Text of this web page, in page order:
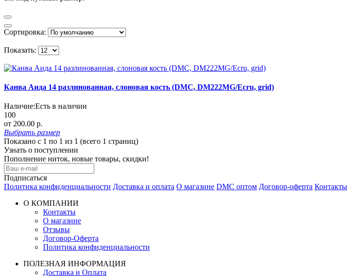
Сортировка:
Показать:
Канва Аида 14 разлинованная, слоновая кость (DMC, DM222MG/Ecru, grid)
Наличие:Есть в наличии
100
от 200.00 р.
Выбрать размер
Показано с 1 по 1 из 1 (всего 1 страниц)
Узнать о поступлении
Пополнение ниток, новые товары, скидки!
Подписаться
Политика конфиденциальности Доставка и оплата О магазине DMC оптом Договор-оферта Контакты
О КОМПАНИИ
Контакты
О магазине
Отзывы
Договор-Оферта
Политика конфиденциальности
ПОЛЕЗНАЯ ИНФОРМАЦИЯ
Доставка и Оплата